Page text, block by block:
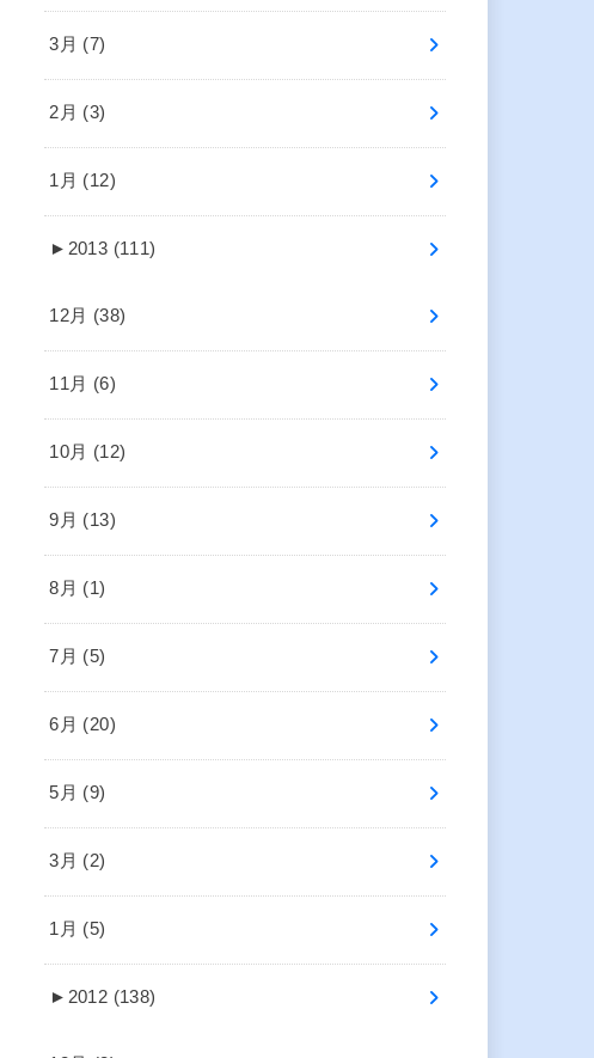
3月 (7)
2月 (3)
1月 (12)
► 2013 (111)
12月 (38)
11月 (6)
10月 (12)
9月 (13)
8月 (1)
7月 (5)
6月 (20)
5月 (9)
3月 (2)
1月 (5)
► 2012 (138)